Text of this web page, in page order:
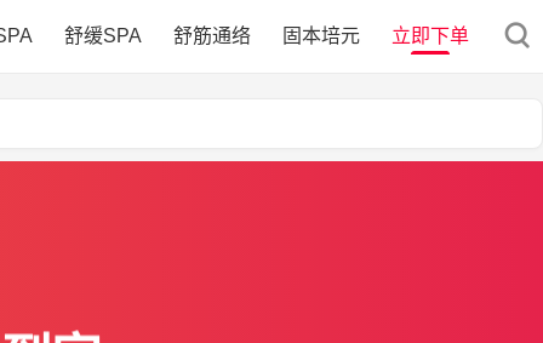
舒缓SPA 舒筋通络 固本培元 立即下单